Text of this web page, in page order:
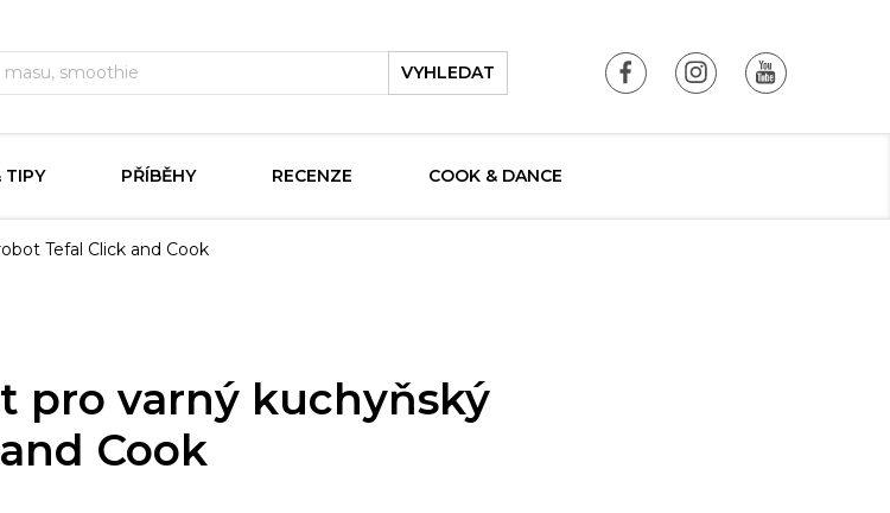
VYHLEDAT
TIPY PŘÍBĚHY RECENZE COOK & DANCE
Tefal Click and Cook
pro varný kuchyňský
Cook